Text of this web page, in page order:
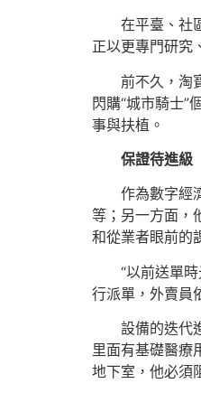
在平臺、社
正以更專門研究
前不久，淘
閃購“城市騎士”
事與扶植。
保證待進級
作為數字經
等；另一方面，
和從業者眼前的
“以前送單
行派單，外賣員
設備的迭代
里面有基礎醫療
地下室，他必須